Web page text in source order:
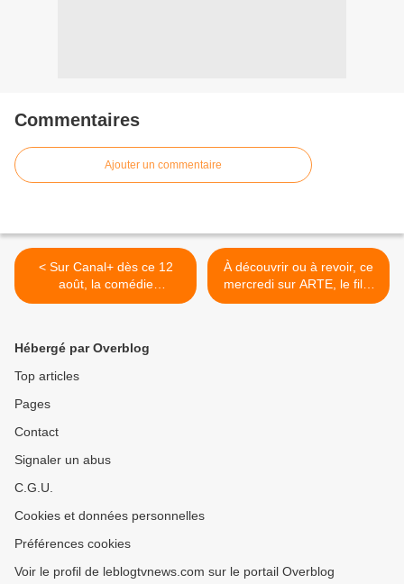
Commentaires
Ajouter un commentaire
< Sur Canal+ dès ce 12
août, la comédie
dramatique La pie voleuse,
À découvrir ou à revoir, ce
mercredi sur ARTE, le film
Chien de la casse, avec un
Hébergé par Overblog
Top articles
Pages
Contact
Signaler un abus
C.G.U.
Cookies et données personnelles
Préférences cookies
Voir le profil de leblogtvnews.com sur le portail Overblog